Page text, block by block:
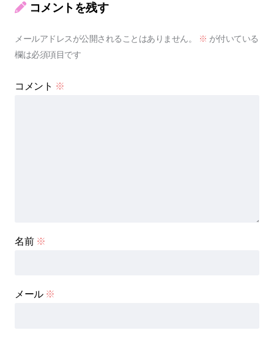
コメントを残す
メールアドレスが公開されることはありません。 ※ が付いている
欄は必須項目です
コメント ※
名前 ※
メール ※